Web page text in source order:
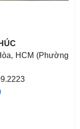
HCM (Phường